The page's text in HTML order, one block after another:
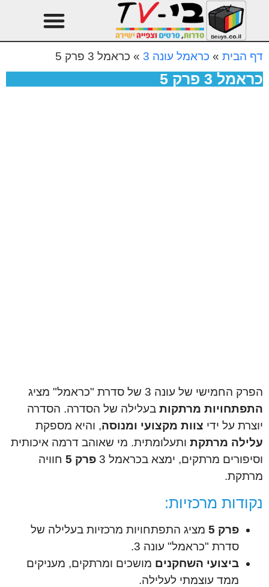
דף הבית » כראמל עונה 3 » כראמל 3 פרק 5
כראמל 3 פרק 5
הפרק החמישי של עונה 3 של סדרת "כראמל" מציג
התפתחויות מרתקות בעלילה של הסדרה. הסדרה
יוצרת על ידי צוות מקצועי ומנוסה, והיא מספקת
עלילה מרתקת ותעלומתית. מי שאוהב דרמה איכותית
וסיפורים מרתקים, ימצא בכראמל 3
פרק 5
חוויה
מרתקת.
נקודות מרכזיות:
פרק 5
מציג התפתחויות מרכזיות בעלילה של
סדרת "כראמל" עונה 3.
ביצועי השחקנים מושכים ומרתקים, מעניקים
ממד עוצמתי לעלילה.